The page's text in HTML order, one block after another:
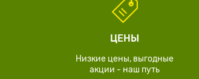
ЦЕНЫ
Низкие цены, выгодные
акции - наш путь